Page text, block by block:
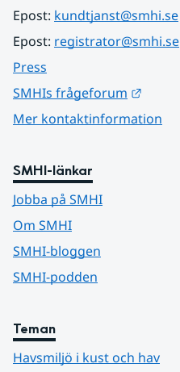
Epost: kundtjanst@smhi.se
Epost: registrator@smhi.se
Press
SMHIs frågeforum
Mer kontaktinformation
SMHI-länkar
Jobba på SMHI
Om SMHI
SMHI-bloggen
SMHI-podden
Teman
Havsmiljö i kust och hav